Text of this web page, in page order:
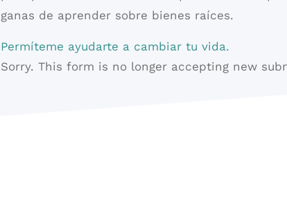
ganas de aprender sobre bienes raíces.
Permíteme ayudarte a cambiar tu vida.
Sorry. This form is no longer accepting new